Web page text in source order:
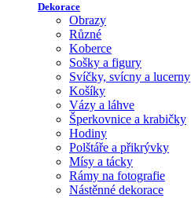
Dekorace
Obrazy
Různé
Koberce
Sošky a figury
Svíčky, svícny a lucerny
Košíky
Vázy a láhve
Šperkovnice a krabičky
Hodiny
Polštáře a přikrývky
Mísy a tácky
Rámy na fotografie
Nástěnné dekorace